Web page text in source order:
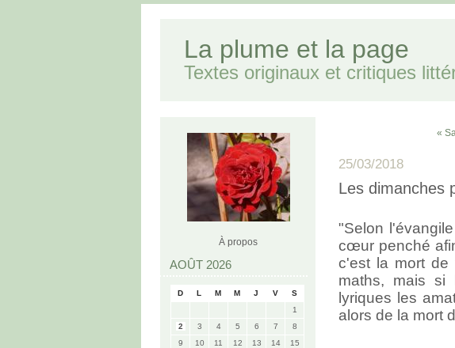
La plume et la page
Textes originaux et critiques
À propos
AOÛT 2026
D L M M J V
S
1
2
3 4 5 6 7
8
9
10 11 12 13 14
15
«
25/03/2018
Les dimanches
"Selon
cœur penché
c'est la mort
maths, mais si
lyriques les
alors de la mort